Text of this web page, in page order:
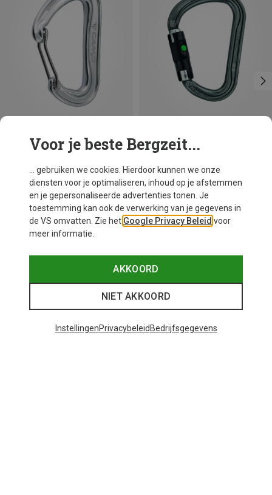
+3
Nano 22 Karabiner
Petzl
William Ball-Lock HMS Karabiner
€ 25,07
BALL-LOCK
Voor je beste Bergzeit...
... gebruiken we cookies. Hierdoor kunnen we onze
diensten voor je optimaliseren, inhoud op je afstemmen
en je gepersonaliseerde advertenties tonen. Je
toestemming kan ook de verwerking van je gegevens in
de VS omvatten. Zie het Google Privacy Beleid voor
meer informatie.
AKKOORD
NIET AKKOORD
InstellingenPrivacybeleid Bedrijfsgegevens